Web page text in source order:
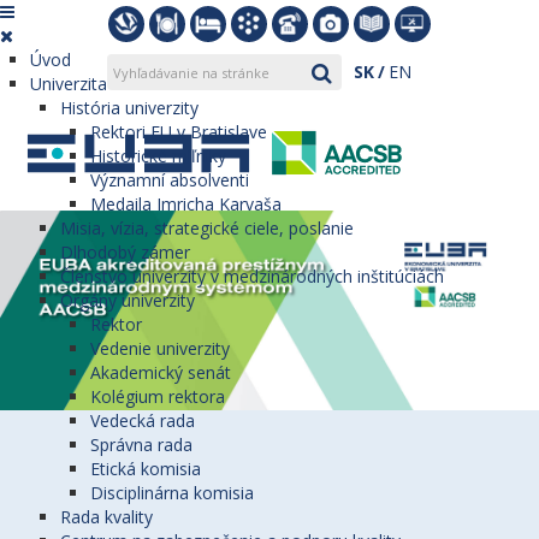
SK EN
Úvod
Univerzita
História univerzity
Rektori EU v Bratislave
Historické míľniky
Významní absolventi
Medaila Imricha Karvaša
Misia, vízia, strategické ciele, poslanie
Dlhodobý zámer
Členstvo univerzity v medzinárodných inštitúciách
Orgány univerzity
Rektor
Vedenie univerzity
Akademický senát
Kolégium rektora
Vedecká rada
Správna rada
Etická komisia
Disciplinárna komisia
Rada kvality